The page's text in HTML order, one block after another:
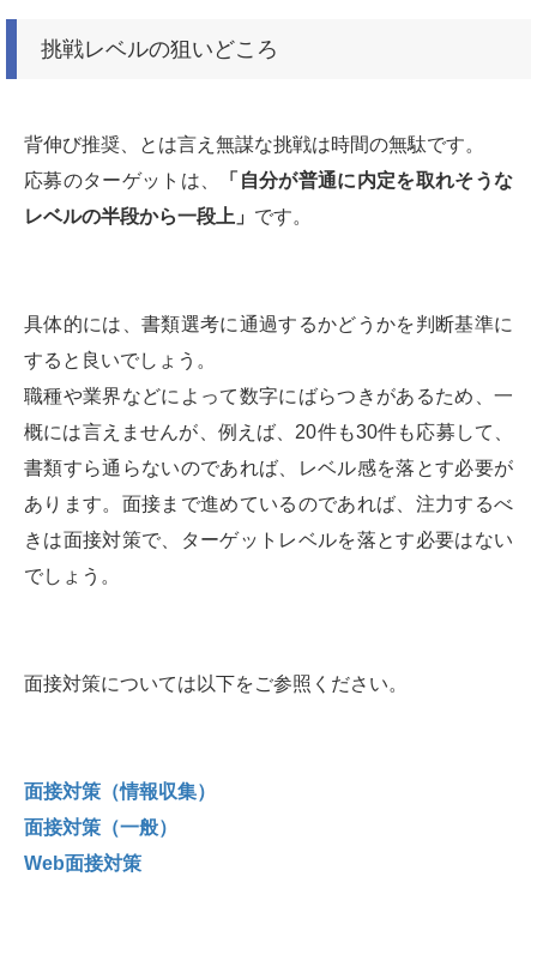
挑戦レベルの狙いどころ
背伸び推奨、とは言え無謀な挑戦は時間の無駄です。
応募のターゲットは、
「自分が普通に内定を取れそうな
レベルの半段から一段上」 です。
具体的には、書類選考に通過するかどうかを判断基準に
すると良いでしょう。
職種や業界などによって数字にばらつきがあるため、一
概には言えませんが、例えば、20件も30件も応募して、
書類すら通らないのであれば、レベル感を落とす必要が
あります。面接まで進めているのであれば、注力するべ
きは面接対策で、ターゲットレベルを落とす必要はない
でしょう。
面接対策については以下をご参照ください。
面接対策（情報収集）
面接対策（一般）
Web面接対策